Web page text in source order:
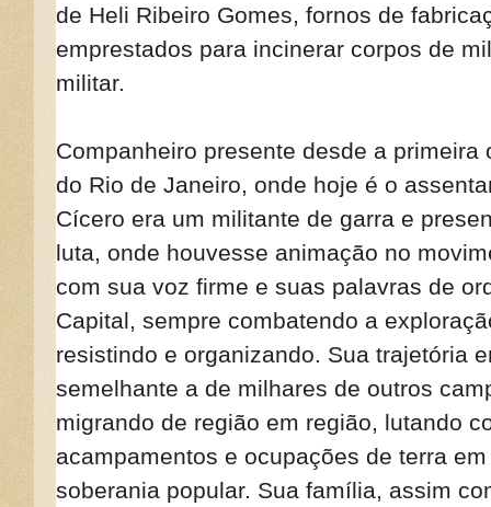
de Heli Ribeiro Gomes, fornos de
emprestados para incinerar corpos de
militar.
Companheiro presente desde a
do Rio de Janeiro, onde hoje é o
Cícero era um militante de garra e
luta, onde houvesse animação no
com sua voz firme e suas palavras de
Capital, sempre combatendo a
resistindo e organizando. Sua trajetória
semelhante a de milhares de outros
migrando de região em região, lutando
acampamentos e ocupações de terra
soberania popular. Sua família, assim